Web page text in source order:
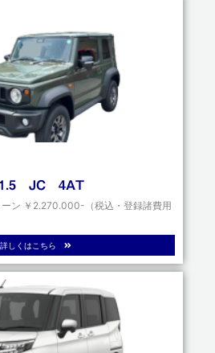
1.5 JC 4AT
ン ￥2.270.000-（税込・登録諸費用
詳しくはこちら